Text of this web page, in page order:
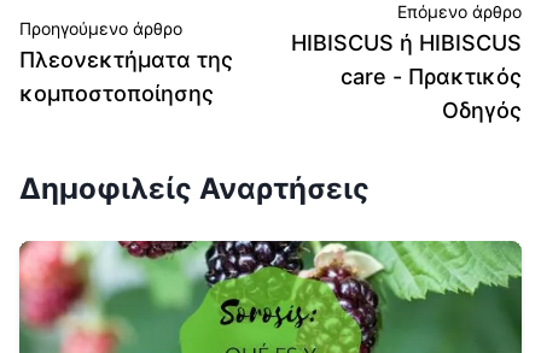
Προηγούμενο άρθρο
Πλεονεκτήματα της
κομποστοποίησης
Επόμενο άρθρο
HIBISCUS ή HIBISCUS
care - Πρακτικός
Οδηγός
Δημοφιλείς Αναρτήσεις